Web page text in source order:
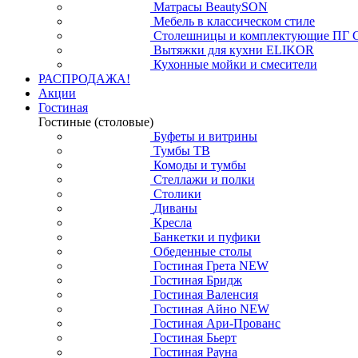
Матрасы BeautySON
Мебель в классическом стиле
Столешницы и комплектующие ПГ
Вытяжки для кухни ELIKOR
Кухонные мойки и смесители
РАСПРОДАЖА!
Акции
Гостиная
Гостиные (столовые)
Буфеты и витрины
Тумбы ТВ
Комоды и тумбы
Стеллажи и полки
Столики
Диваны
Кресла
Банкетки и пуфики
Обеденные столы
Гостиная Грета NEW
Гостиная Бридж
Гостиная Валенсия
Гостиная Айно NEW
Гостиная Ари-Прованс
Гостиная Бьерт
Гостиная Рауна